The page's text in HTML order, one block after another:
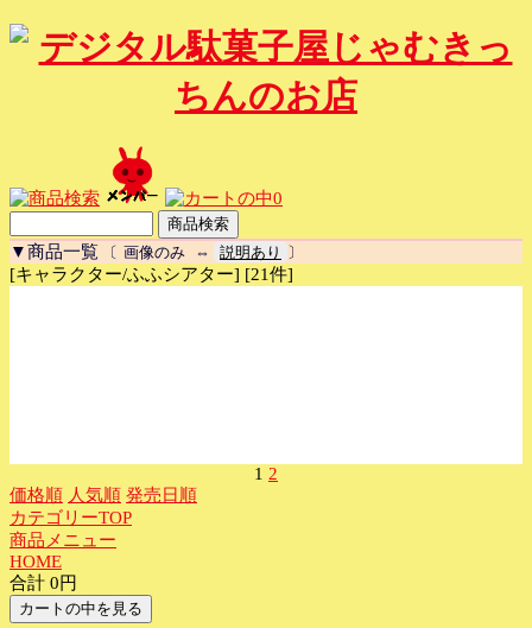
0
▼商品一覧 〔 画像のみ ⇔ 説明あり 〕
[キャラクター/ふふシアター] [21件]
1 2
価格順 人気順 発売日順
カテゴリーTOP
商品メニュー
HOME
合計 0円